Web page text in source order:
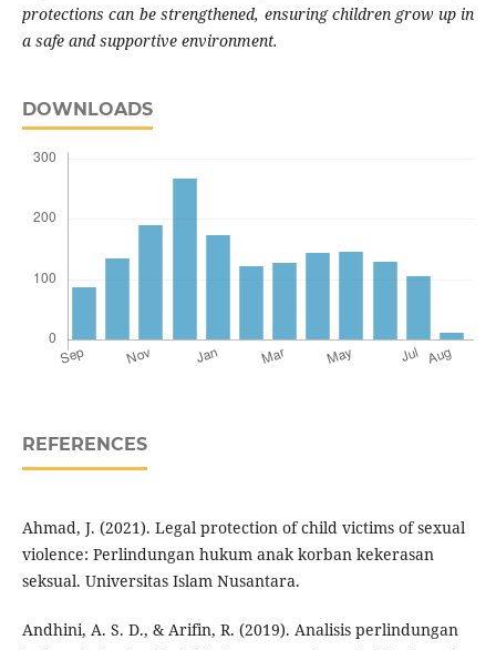
protections can be strengthened, ensuring children grow up in
a safe and supportive environment.
DOWNLOADS
REFERENCES
Ahmad, J. (2021). Legal protection of child victims of sexual
violence: Perlindungan hukum anak korban kekerasan
seksual. Universitas Islam Nusantara.
Andhini, A. S. D., & Arifin, R. (2019). Analisis perlindungan